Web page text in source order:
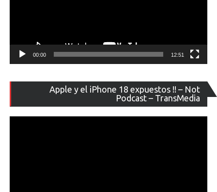
00:00 12:51
Apple y el iPhone 18 expuestos !! – Not
Podcast – TransMedia
de